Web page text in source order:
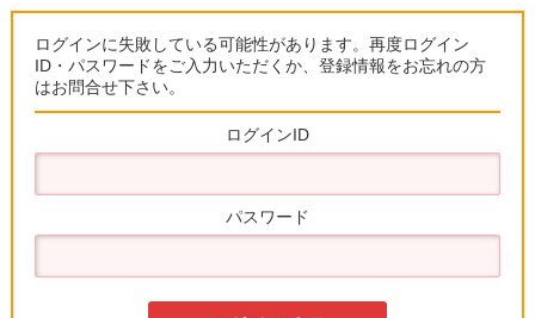
ログインに失敗している可能性があります。再度ログイン
ID・パスワードをご入力いただくか、登録情報をお忘れの方
はお問合せ下さい。
ログインID
パスワード